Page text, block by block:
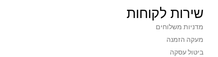
שירות לקוחות
מדניות משלוחים
מעקה הזמנה
ביטול עסקה